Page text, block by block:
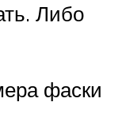
Либо
фаски